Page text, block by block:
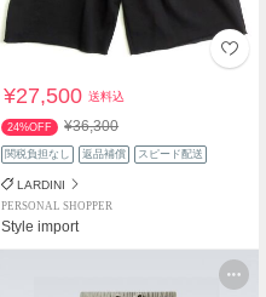
¥27,500送料込
24%OFF ¥36,300
関税負担なし 返品補償 スピード配送
LARDINI
PERSONAL SHOPPER
Style import